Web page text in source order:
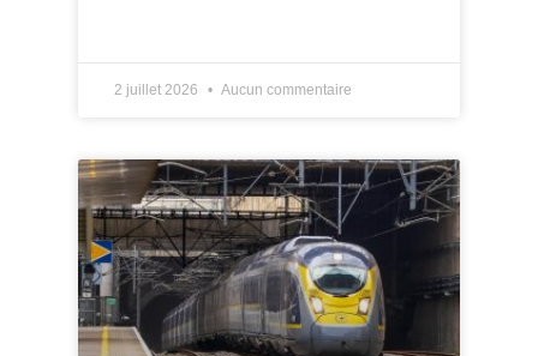
2 juillet 2026 Aucun commentaire